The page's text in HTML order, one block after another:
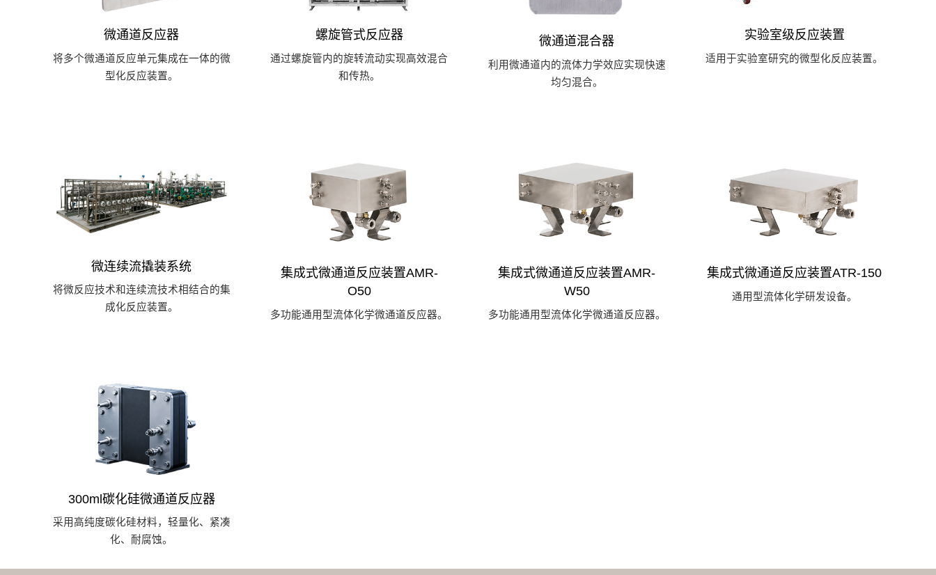
微通道反应器
将多个微通道反应单元集成在一体的微
型化反应装置。
螺旋管式反应器
通过螺旋管内的旋转流动实现高效混合
和传热。
微通道混合器
利用微通道内的流体力学效应实现快速
均匀混合。
实验室级反应装置
适用于实验室研究的微型化反应装置。
微连续流撬装系统
将微反应技术和连续流技术相结合的集
成化反应装置。
集成式微通道反应装置AMR-
O50
多功能通用型流体化学微通道反应器。
集成式微通道反应装置AMR-
W50
多功能通用型流体化学微通道反应器。
集成式微通道反应装置ATR-150
通用型流体化学研发设备。
300ml碳化硅微通道反应器
采用高纯度碳化硅材料，轻量化、紧凑
化、耐腐蚀。